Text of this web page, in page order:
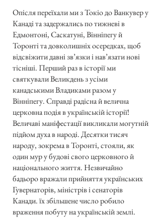
Опісля переїхали ми з Токіо до Ванкувер у
Канаді та задержались по тижневі в
Едмонтоні, Саскатуні, Вінніпегу й
Торонті та довколишніх осередках, щоб
відсвіжити давні зв’язки і нав’язати нові
тісніші. Перший раз в історії ми
святкували Великдень з усіми
канадськими Владиками разом у
Вінніпегу. Справді радісна й велична
церковна подія в українській історії!
Величаві маніфестації викликали могутній
підйом духа в народі. Десятки тисяч
народу, зокрема в Торонті, стояли, як
один мур у будові свого церковного й
національного життя. Незвичайно
бадьоро вражали прийняття українських
Гувернаторів, міністрів і сенаторів
Канади. їх збільшене число робило
враження побуту на українській землі.